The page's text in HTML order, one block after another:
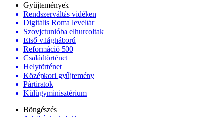
Gyűjtemények
Rendszerváltás vidéken
Digitális Roma levéltár
Szovjetunióba elhurcoltak
Első világháború
Reformáció 500
Családtörténet
Helytörténet
Középkori gyűjtemény
Pártiratok
Külügyminisztérium
Böngészés